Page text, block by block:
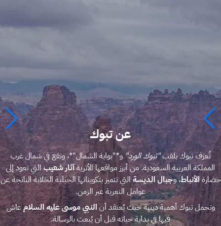
عن تبوك
تُعرف تبوك بلقب"تبوك الورد" و*"بوابة الشمال"*، وتقع في شمال غرب
المملكة العربية السعودية. من أبرز مواقعها الأثريةآثار شعيبالتي تعود إلى
حضارةالأنباط، وجبال الديسةالتي تتميز بتكويناتها الجبلية الخلابة الناتجة عن
عوامل التعرية عبر الزمن.
وتحمل تبوك أهمية دينية حيث يُعتقد أن النبي موسى عليه السلامعاش
فيها في بداية حياته قبل أن يُبعث بالرسالة.